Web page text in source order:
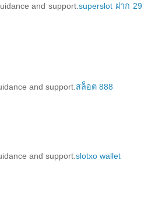
and support.superslot ฝาก 29
and support. สล็อต 888
and support. slotxo wallet